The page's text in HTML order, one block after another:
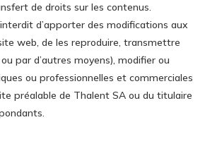
de droits sur les contenus.
d’apporter des modifications aux
web, de les reproduire, transmettre
par d’autres moyens), modifier ou
ou professionnelles et commerciales
préalable de Thalent SA ou du titulaire